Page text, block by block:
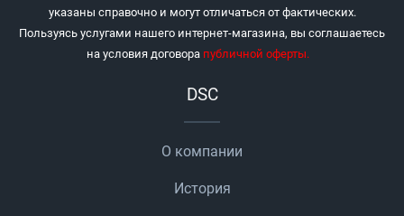
указаны справочно и могут отличаться от фактических.
Пользуясь услугами нашего интернет-магазина, вы соглашаетесь
на условия договора публичной оферты.
DSC
О компании
История